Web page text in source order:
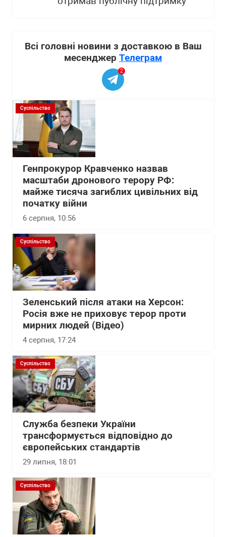
Всі головні новини з доставкою в Ваш
месенджер Телеграм
2
Суспільство
Генпрокурор Кравченко назвав
масштаби дронового терору РФ:
майже тисяча загиблих цивільних від
початку війни
6 серпня, 10:56
Суспільство
Зеленський після атаки на Херсон:
Росія вже не приховує терор проти
мирних людей (Відео)
4 серпня, 17:24
Суспільство
Служба безпеки України
трансформується відповідно до
європейських стандартів
29 липня, 18:01
Суспільство